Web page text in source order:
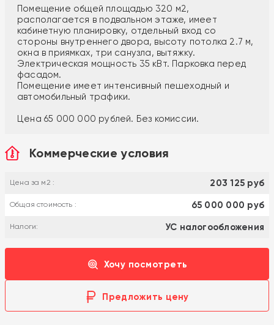
Помещение общей площадью 320 м2,
располагается в подвальном этаже, имеет
кабинетную планировку, отдельный вход со
стороны внутреннего двора, высоту потолка 2.7 м,
окна в приямках, три санузла, вытяжку.
Электрическая мощность 35 кВт. Парковка перед
фасадом.
Помещение имеет интенсивный пешeходный и
aвтомoбильный тpaфики.
Цена 65 000 000 рублей. Без комиссии.
Коммерческие условия
Цена за м2 : 203 125 руб
Общая стоимость : 65 000 000 руб
Налоги: УС налогообложения
Хочу посмотреть
Предложить цену